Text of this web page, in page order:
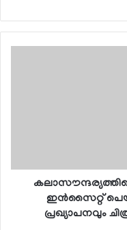
ഇന്‍സൈറ്റ്
പ്രഖ്യാപനവും